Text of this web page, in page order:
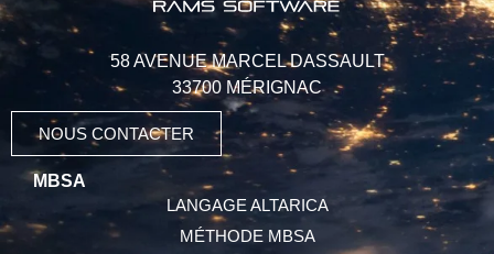
MBSA
LANGAGE ALTARICA
MÉTHODE MBSA
58 AVENUE MARCEL DASSAULT
33700 MÉRIGNAC
NOUS CONTACTER